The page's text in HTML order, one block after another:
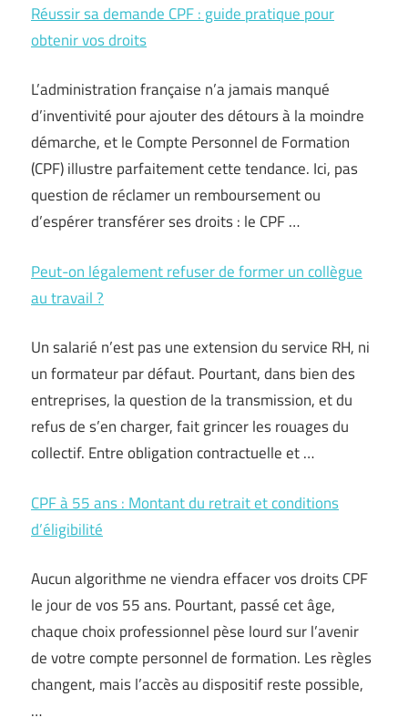
Réussir sa demande CPF : guide pratique pour
obtenir vos droits
L’administration française n’a jamais manqué
d’inventivité pour ajouter des détours à la moindre
démarche, et le Compte Personnel de Formation
(CPF) illustre parfaitement cette tendance. Ici, pas
question de réclamer un remboursement ou
d’espérer transférer ses droits : le CPF …
Peut-on légalement refuser de former un collègue
au travail ?
Un salarié n’est pas une extension du service RH, ni
un formateur par défaut. Pourtant, dans bien des
entreprises, la question de la transmission, et du
refus de s’en charger, fait grincer les rouages du
collectif. Entre obligation contractuelle et …
CPF à 55 ans : Montant du retrait et conditions
d’éligibilité
Aucun algorithme ne viendra effacer vos droits CPF
le jour de vos 55 ans. Pourtant, passé cet âge,
chaque choix professionnel pèse lourd sur l’avenir
de votre compte personnel de formation. Les règles
changent, mais l’accès au dispositif reste possible,
…